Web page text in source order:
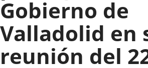
Gobierno de
Valladolid en
reunión del